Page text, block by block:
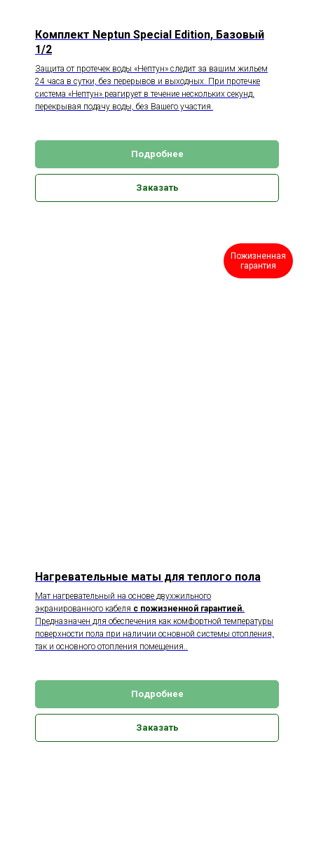
Комплект Neptun Special Edition, Базовый
1/2
Защита от протечек воды «Нептун» следит за вашим жильем
24 часа в сутки, без перерывов и выходных. При протечке
система «Нептун» реагирует в течение нескольких секунд,
перекрывая подачу воды, без Вашего участия.
Подробнее
Заказать
Пожизненная
гарантия
Нагревательные маты для теплого пола
Мат нагревательный на основе двухжильного
экранированного кабеля с пожизненной гарантией.
Предназначен для обеспечения как комфортной температуры
поверхности пола при наличии основной системы отопления,
так и основного отопления помещения..
Подробнее
Заказать